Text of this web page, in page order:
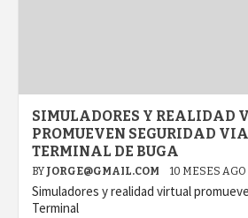
SIMULADORES Y REALIDAD
PROMUEVEN SEGURIDAD
TERMINAL DE BUGA
BY JORGE@GMAIL.COM 10 MESES AGO
Simuladores y realidad virtual
Terminal